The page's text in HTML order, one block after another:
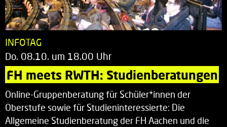
INFOTAG
Do. 08.10. um 18.00 Uhr
FH meets RWTH: Studienberatungen
Online-Gruppenberatung für Schüler*innen der
Oberstufe sowie für Studieninteressierte: Die
Allgemeine Studienberatung der FH Aachen und die